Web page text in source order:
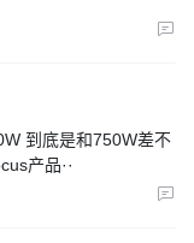
到底是和750W差不
产品··